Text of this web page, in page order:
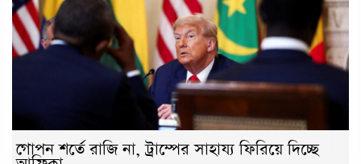
গোপন শর্তে রাজি না, ট্রাম্পের সাহায্য ফিরিয়ে দিচ্ছে